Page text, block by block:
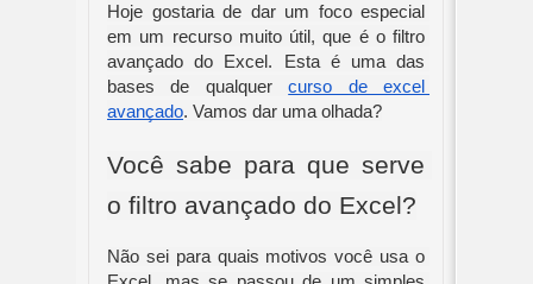
Hoje gostaria de dar um foco especial
em um recurso muito útil, que é o filtro
avançado do Excel. Esta é uma das
bases de qualquer curso de excel
avançado. Vamos dar uma olhada?
Você sabe para que serve
o filtro avançado do Excel?
Não sei para quais motivos você usa o